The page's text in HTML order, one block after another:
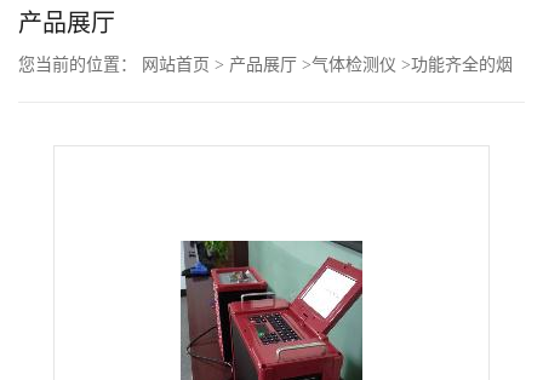
页
公
产品展厅
您当前的位置： 网站首页 > 产品展厅 >气体检测仪 >功能齐全的烟